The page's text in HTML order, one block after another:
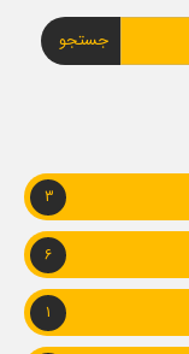
جستجو
3
6
1